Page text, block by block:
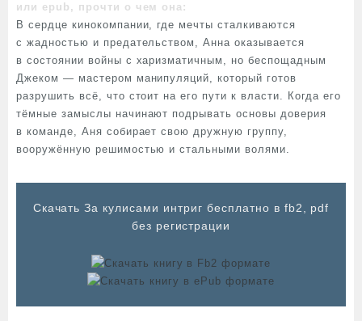
или epub, прочти о чем она:
В сердце кинокомпании, где мечты сталкиваются
с жадностью и предательством, Анна оказывается
в состоянии войны с харизматичным, но беспощадным
Джеком — мастером манипуляций, который готов
разрушить всё, что стоит на его пути к власти. Когда его
тёмные замыслы начинают подрывать основы доверия
в команде, Аня собирает свою дружную группу,
вооружённую решимостью и стальными волями.
Cкачать За кулисами интриг бесплатно в fb2, pdf
без регистрации